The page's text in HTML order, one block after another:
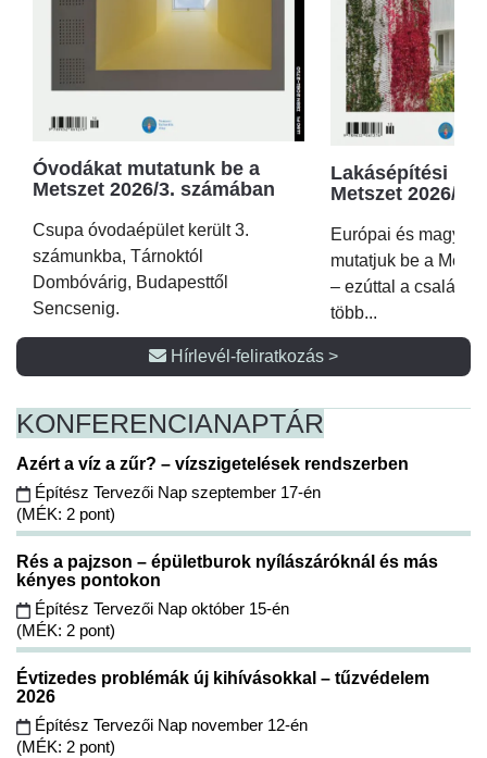
Óvodákat mutatunk be a
Metszet 2026/3. számában
Csupa óvodaépület került 3.
számunkba, Tárnoktól
Dombóvárig, Budapesttől
Sencsenig.
Lakásépítési
Metszet 2026/2.
Európai és magyar
mutatjuk be a
– ezúttal a családi
több...
Hírlevél-feliratkozás >
KONFERENCIANAPTÁR
Azért a víz a zűr? – vízszigetelések rendszerben
Építész Tervezői Nap szeptember 17-én
(MÉK: 2 pont)
Rés a pajzson – épületburok nyílászáróknál és más
kényes pontokon
Építész Tervezői Nap október 15-én
(MÉK: 2 pont)
Évtizedes problémák új kihívásokkal – tűzvédelem
2026
Építész Tervezői Nap november 12-én
(MÉK: 2 pont)